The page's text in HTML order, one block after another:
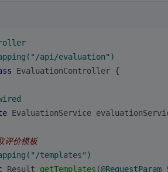
api/evaluation")
EvaluationController {
EvaluationService
价模板
templates")
Result getTemplates (@RequestParam